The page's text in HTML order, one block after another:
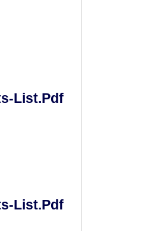
List.pdf
List.pdf